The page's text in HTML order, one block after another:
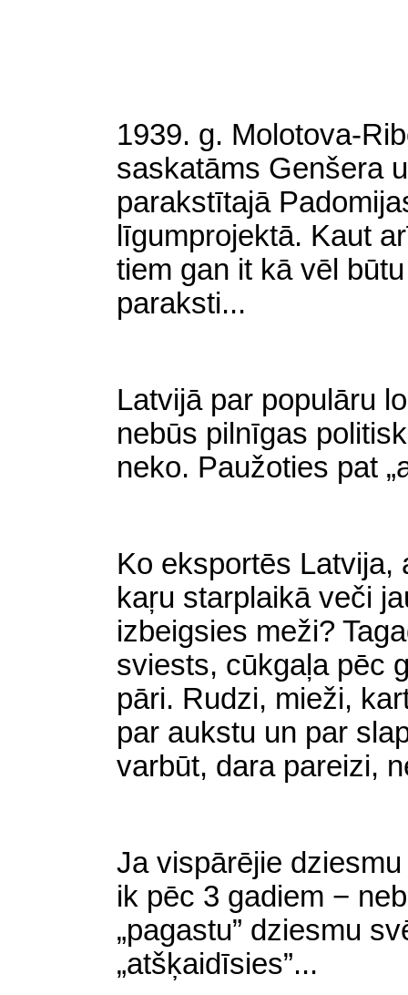
1939. g. Molotova-
saskatāms Genšera
parakstītajā
līgumprojektā. Kaut
tiem gan it kā vēl
paraksti...
Latvijā par populāru
nebūs pilnīgas
neko. Paužoties pat
Ko eksportēs Latvija,
kaŗu starplaikā veči
izbeigsies meži?
sviests, cūkgaļa pēc
pāri. Rudzi, mieži,
par aukstu un par
varbūt, dara pareizi,
Ja vispārējie
ik pēc 3 gadiem −
„pagastu” dziesmu
„atšķaidīsies”...